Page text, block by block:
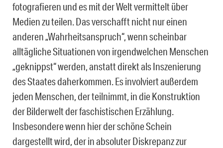
fotografieren und es mit der Welt vermittelt über
Medien zu teilen. Das verschafft nicht nur einen
anderen „Wahrheitsanspruch“, wenn scheinbar
alltägliche Situationen von irgendwelchen Menschen
„geknippst“ werden, anstatt direkt als Inszenierung
des Staates daherkommen. Es involviert außerdem
jeden Menschen, der teilnimmt, in die Konstruktion
der Bilderwelt der faschistischen Erzählung.
Insbesondere wenn hier der schöne Schein
dargestellt wird, der in absoluter Diskrepanz zur